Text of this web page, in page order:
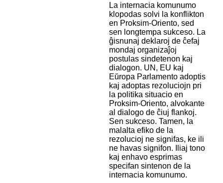
La internacia komunumo
klopodas solvi la konflikton
en Proksim-Oriento, sed
sen longtempa sukceso. La
ĝisnunaj deklaroj de ĉefaj
mondaj organizaĵoj
postulas sindetenon kaj
dialogon. UN, EU kaj
Eŭropa Parlamento adoptis
kaj adoptas rezoluciojn pri
la politika situacio en
Proksim-Oriento, alvokante
al dialogo de ĉiuj flankoj.
Sen sukceso. Tamen, la
malalta efiko de la
rezolucioj ne signifas, ke ili
ne havas signifon. Iliaj tono
kaj enhavo esprimas
specifan sintenon de la
internacia komunumo.